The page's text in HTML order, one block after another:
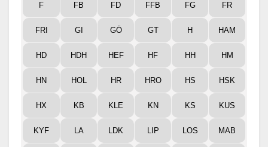
F FB FD FFB FG FR
FRI GI GÖ GT H HAM
HD HDH HEF HF HH HM
HN HOL HR HRO HS HSK
HX KB KLE KN KS KUS
KYF LA LDK LIP LOS MAB